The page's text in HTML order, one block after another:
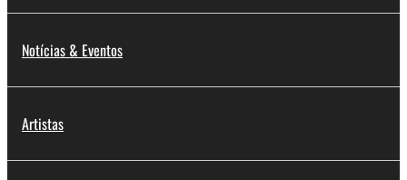
Notícias & Eventos
Artistas